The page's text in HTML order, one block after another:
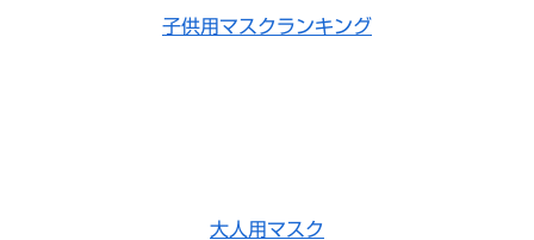
子供用マスクランキング
大人用マスク